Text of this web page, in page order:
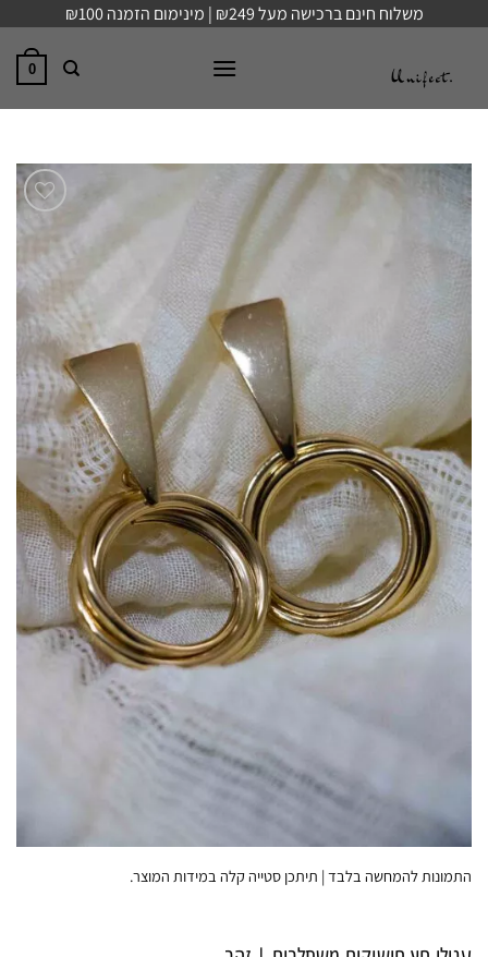
content
משלוח חינם ברכישה מעל ₪249 | מינימום הזמנה ₪100
0
התמונות להמחשה בלבד | תיתכן סטייה קלה במידות המוצר.